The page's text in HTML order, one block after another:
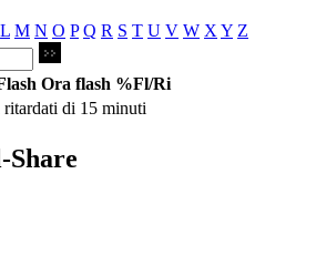
L M N O P Q R S T U V W X Y Z
Ora flash %Fl/Ri
di 15 minuti